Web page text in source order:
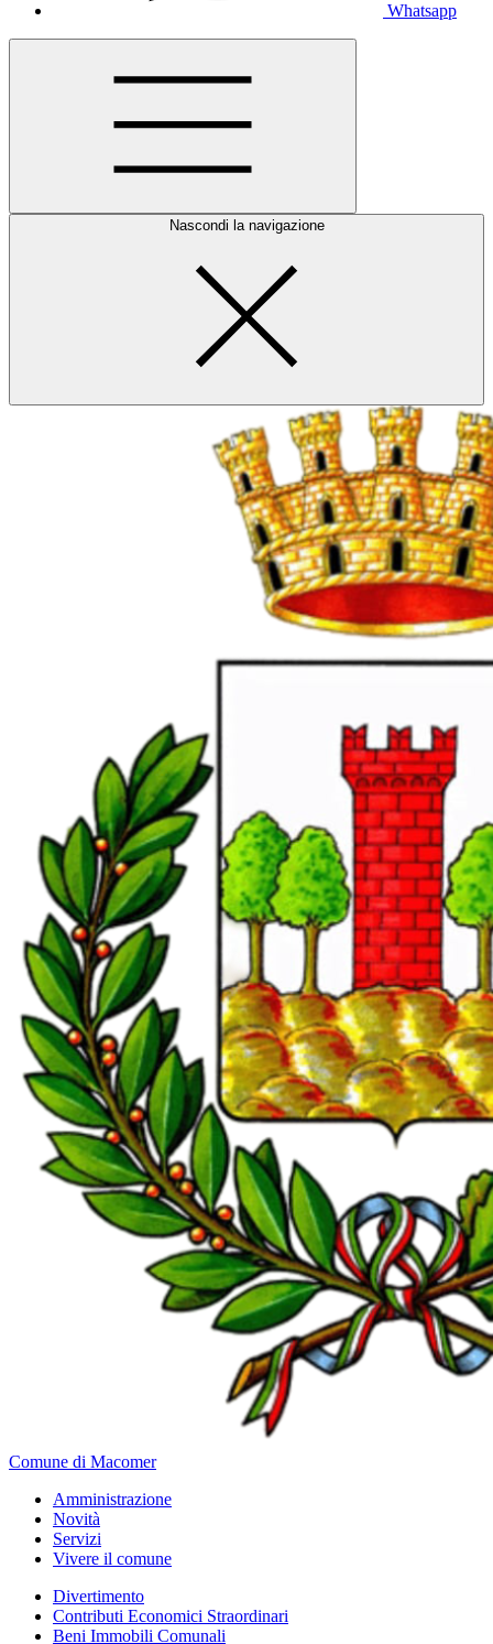
Whatsapp
Nascondi la navigazione
Comune di Macomer
Amministrazione
Novità
Servizi
Vivere il comune
Divertimento
Contributi Economici Straordinari
Beni Immobili Comunali